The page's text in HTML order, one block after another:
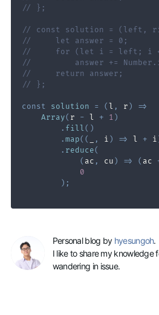
// };
// const solution = (left,
//     let answer = 0;
//     for (let i = left; i <
//         answer +=
//     return answer;
// };
const solution = (l , r )
=>
Array( r - l + 1 )
. fill ( )
.map( ( , i ) => l + i
. reduce(
( ac , cu ) => ( ac
0
) ;
Personal blog by hyesungoh.
I like to share my knowledge
wandering in issue.